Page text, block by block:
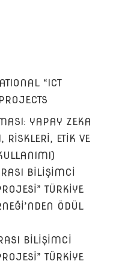
“ICT
YAPAY ZEKA
RİSKLERİ, ETİK VE
BİLİŞİMCİ
TÜRKİYE
ÖDÜL
BİLİŞİMCİ
TÜRKİYE